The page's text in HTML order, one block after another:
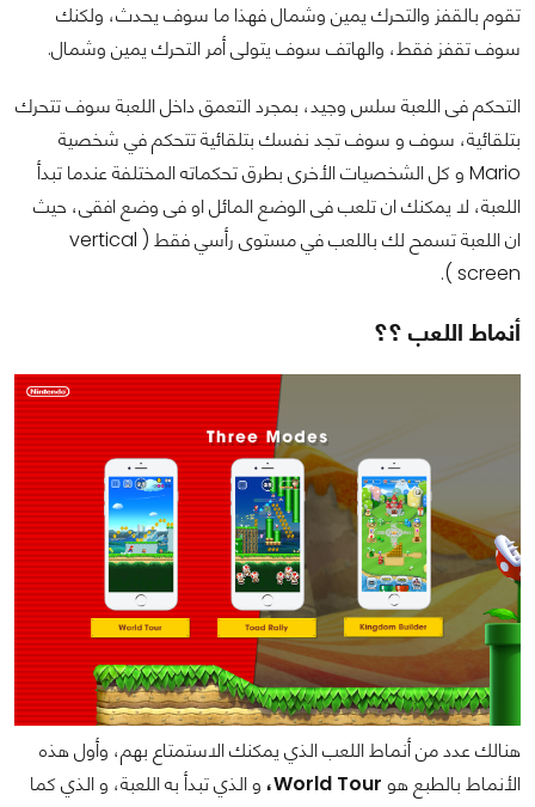
تقوم بالقفز والتحرك يمين وشمال فهذا ما سوف يحدث، ولكنك
سوف تقفز فقط، والهاتف سوف يتولى أمر التحرك يمين وشمال.
التحكم فى اللعبة سلس وجيد، بمجرد التعمق داخل اللعبة سوف تتحرك
بتلقائية، سوف و سوف تجد نفسك بتلقائية تتحكم في شخصية
Mario و كل الشخصيات الأخرى بطرق تحكماته المختلفة عندما تبدأ
اللعبة، لا يمكنك ان تلعب فى الوضع المائل او فى وضع افقى، حيث
ان اللعبة تسمح لك باللعب في مستوى رأسي فقط ( vertical
screen ).
أنماط اللعب ؟؟
هنالك عدد من أنماط اللعب الذي يمكنك الاستمتاع بهم، وأول هذه
الأنماط بالطبع هو World Tour، و الذي تبدأ به اللعبة، و الذي كما